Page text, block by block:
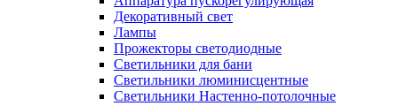
Декоративный свет
Лампы
Прожекторы светодиодные
Светильники для бани
Светильники люминисцентные
Светильники Настенно-потолочные